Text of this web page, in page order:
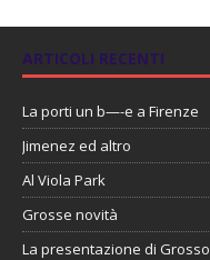
ARTICOLI RECENTI
La porti un b—-e a Firenze
Jimenez ed altro
Al Viola Park
Grosse novità
La presentazione di Grosso